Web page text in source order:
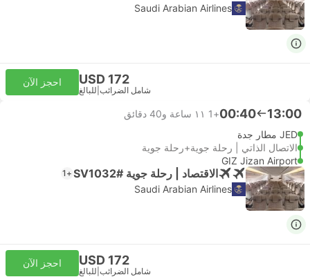
Saudi Arabian Airlines
USD 172
شامل الضرائب للبالغ
احجز الآن
13:00
00:40
+1
١١ ساعة و‫40 دقائق
JED مطار جدة
الاتصال الذاتي | رحلة جوية+رحلة جوية
GIZ Jizan Airport
الاقتصاد | رحلة جوية #SV1032 +1
Saudi Arabian Airlines
USD 172
شامل الضرائب للبالغ
احجز الآن